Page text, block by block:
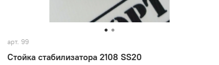
арт. 99
Стойка стабилизатора 2108 SS20